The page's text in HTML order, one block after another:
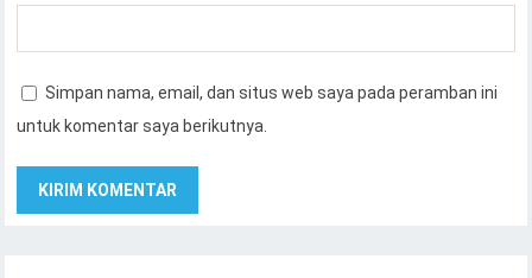
Simpan nama, email, dan situs web saya pada peramban ini
untuk komentar saya berikutnya.